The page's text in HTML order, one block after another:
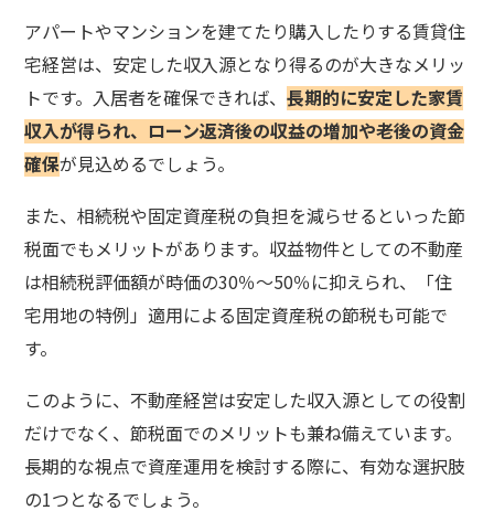
アパートやマンションを建てたり購入したりする賃貸住
宅経営は、安定した収入源となり得るのが大きなメリッ
トです。入居者を確保できれば、長期的に安定した家賃
収入が得られ、ローン返済後の収益の増加や老後の資金
確保が見込めるでしょう。
また、相続税や固定資産税の負担を減らせるといった節
税面でもメリットがあります。収益物件としての不動産
は相続税評価額が時価の30％～50％に抑えられ、「住
宅用地の特例」適用による固定資産税の節税も可能で
す。
このように、不動産経営は安定した収入源としての役割
だけでなく、節税面でのメリットも兼ね備えています。
長期的な視点で資産運用を検討する際に、有効な選択肢
の1つとなるでしょう。